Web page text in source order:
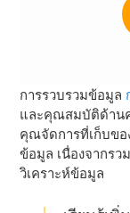
การรวบรวมข้อมูล
และคุณสมบัติด้าน
คุณจัดการที่เก็บขอ
ข้อมูล เนื่องจากรว
วิเคราะห์ข้อมูล